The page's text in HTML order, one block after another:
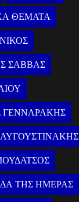
ΘΕΜΑΤΑ
ΣΑΒΒΑΣ
ΓΕΝΝΑΡΑΚΗΣ
ΑΥΓΟΥΣΤΙΝΑΚΗΣ
ΤΗΣ ΗΜΕΡΑΣ